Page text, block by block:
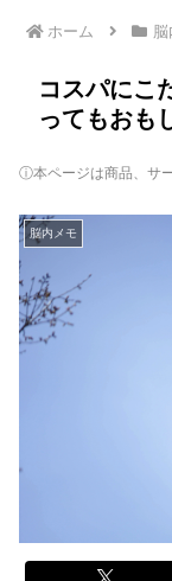
ホーム
コスパにこ
ってもおも
ⓘ本ページは商品、サ
脳内メモ